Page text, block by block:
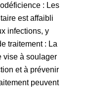
: Les
est affaibli
infections, y
traitement : La
vise à soulager
et à prévenir
peuvent